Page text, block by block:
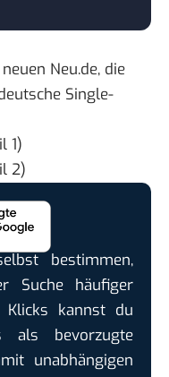
Neu.de, die
Single-
1)
2)
bestimmen,
Suche häufiger
kannst du
als bevorzugte
unabhängigen